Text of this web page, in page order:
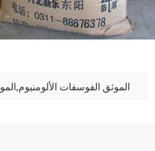
الموثق الفوسفات